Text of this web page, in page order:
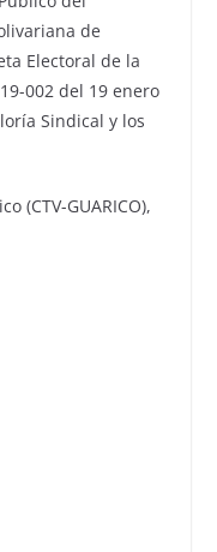
de
Electoral de la
002 del 19 enero
Sindical y los
(CTV-GUARICO),